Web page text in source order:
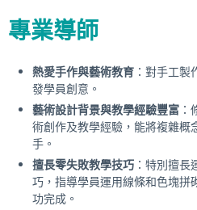
專業導師
熱愛手作與藝術教育 ：對手工
發學員創意。
藝術設計背景與教學經驗豐富
術創作及教學經驗，能將複雜概
手。
擅長零失敗教學技巧 ：特別擅
巧，指導學員運用線條和色塊拼
功完成。